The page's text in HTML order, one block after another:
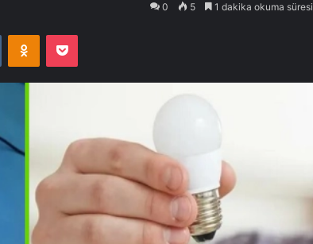
0 5 1 dakika okuma süresi
VKontakteOdnoklassniki
Pocket